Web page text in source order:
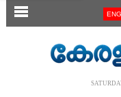
SECTIONS